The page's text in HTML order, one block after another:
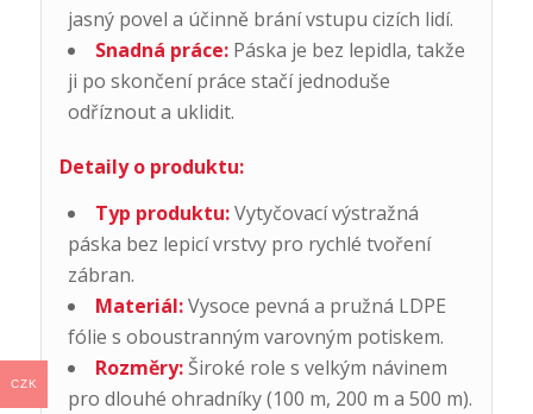
jasný povel a účinně brání vstupu cizích lidí.
Snadná práce:Páska je bez lepidla, takže
ji po skončení práce stačí jednoduše
odříznout a uklidit.
Detaily o produktu:
Typ produktu:Vytyčovací výstražná
páska bez lepicí vrstvy pro rychlé tvoření
zábran.
Materiál:Vysoce pevná a pružná LDPE
fólie s oboustranným varovným potiskem.
Rozměry:Široké role s velkým návinem
pro dlouhé ohradníky (100 m, 200 m a 500 m).
CZK